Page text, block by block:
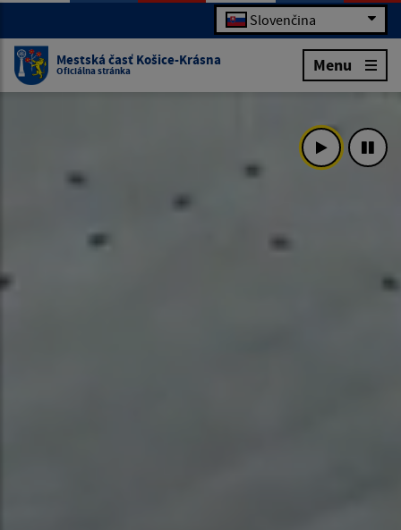
Slovenčina
Mestská časť Košice-Krásna
Oficiálna stránka Menu